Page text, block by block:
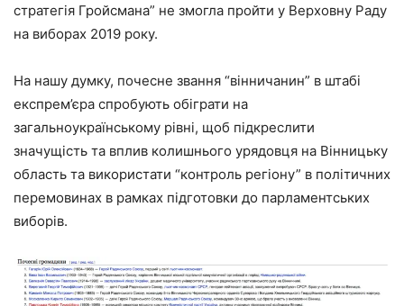
стратегія Гройсмана” не змогла пройти у Верховну Раду
на виборах 2019 року.
На нашу думку, почесне звання “вінничанин” в штабі
експрем’єра спробують обіграти на
загальноукраїнському рівні, щоб підкреслити
значущість та вплив колишнього урядовця на Вінницьку
область та використати “контроль регіону” в політичних
перемовинах в рамках підготовки до парламентських
виборів.